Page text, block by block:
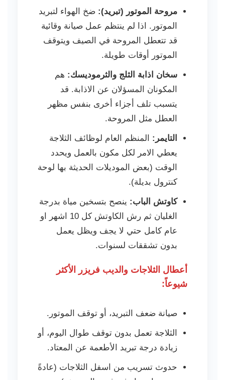
مروحة الموتور (تبريد): ضخ الهواء لتبريد
الموتور. اذا لم ينتظم عمل صيانة وقائية
قد تتعطل المروحة في الصيف ويتوقف
الموتور أوقات طويلة.
سخان اذابة الثلج والثرموديسك: هم
المكونان المسؤلان عن الاذابة. قد
يتسبب تلف أجزاء أخرى بنفس مظهر
العطل مثل المروحة.
التايمر: المنظم العام لوظائف الثلاجة
يعطي الامر لكل مكون بالعمل ويحدد
الوقت (بعض الموديلات الحديثة بها لوحة
كنترول بديلة).
كاوتش الباب: ينصح بتسخين مياة بدرجة
الغليان ثم رش الكاوتش كل 10 اشهر او
عام كامل حتي لا يجف ويظل يعمل
بدون تشققات لسنوات.
أعطال الثلاجات والديب فريزر الأكثر
شيوعاً:
صيانة ضعف التبريد، أو توقف الموتور.
الثلاجة تعمل بدون توقف طوال اليوم، أو
زيادة درجة تبريد الأطعمة عن المعتاد.
حدوث تسريب من اسفل الثلاجات (عادةً